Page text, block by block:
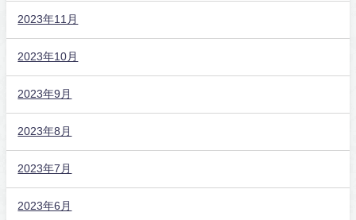
2023年11月
2023年10月
2023年9月
2023年8月
2023年7月
2023年6月